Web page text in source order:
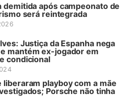
demitida após campeonato de
será reintegrada
Justiça da Espanha nega
mantém ex-jogador em
condicional
liberaram playboy com a mãe
Porsche não tinha